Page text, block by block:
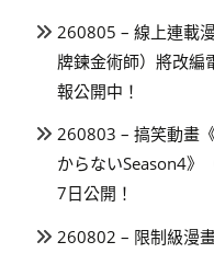
260805 – 線上連載
牌鍊金術師）將改編
報公開中！
260803 – 搞笑動畫
からないSeason4》
7日公開！
260802 – 限制級漫